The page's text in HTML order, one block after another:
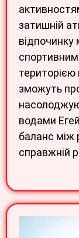
затишній
територією
зможуть
водами
баланс між
справжній